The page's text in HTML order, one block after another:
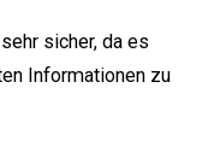
sicher, da es
Informationen zu